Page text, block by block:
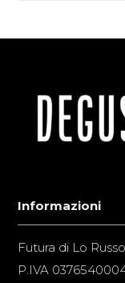
Informazioni
Futura di Lo
P.IVA